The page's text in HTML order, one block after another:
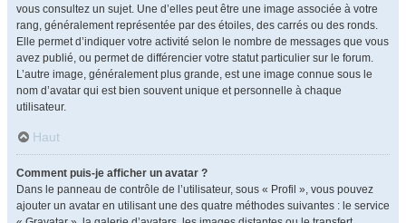
vous consultez un sujet. Une d’elles peut être une image associée à votre
rang, généralement représentée par des étoiles, des carrés ou des ronds.
Elle permet d’indiquer votre activité selon le nombre de messages que vous
avez publié, ou permet de différencier votre statut particulier sur le forum.
L’autre image, généralement plus grande, est une image connue sous le
nom d’avatar qui est bien souvent unique et personnelle à chaque
utilisateur.
Haut
Comment puis-je afficher un avatar ?
Dans le panneau de contrôle de l’utilisateur, sous « Profil », vous pouvez
ajouter un avatar en utilisant une des quatre méthodes suivantes : le service